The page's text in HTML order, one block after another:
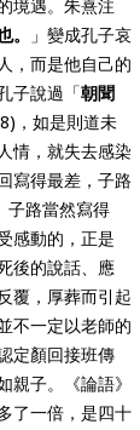
境遇。朱熹注
。
」變成孔子哀
，而是他自己的
子說過「朝聞
，如是則道未
情，就失去感染
寫得最差，子路
子路當然寫得
感動的，正是
後的說話、應
覆，厚葬而引起
不一定以老師的
定顏回接班傳
親子。《論語》
了一倍，是四十